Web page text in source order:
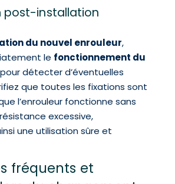
post-installation
du nouvel enrouleur,
le fonctionnement du
pour détecter d’éventuelles
que toutes les fixations sont
l’enrouleur fonctionne sans
excessive,
une utilisation sûre et
fréquents et